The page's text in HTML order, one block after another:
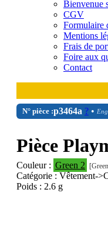
Bienvenue
CGV
Formulaire
Mentions
Frais de
Foire aux
Contact
N° pièce :p3464a ?•
Pièce
Couleur : Green 2
Catégorie : Vêtement-
Poids : 2.6 g